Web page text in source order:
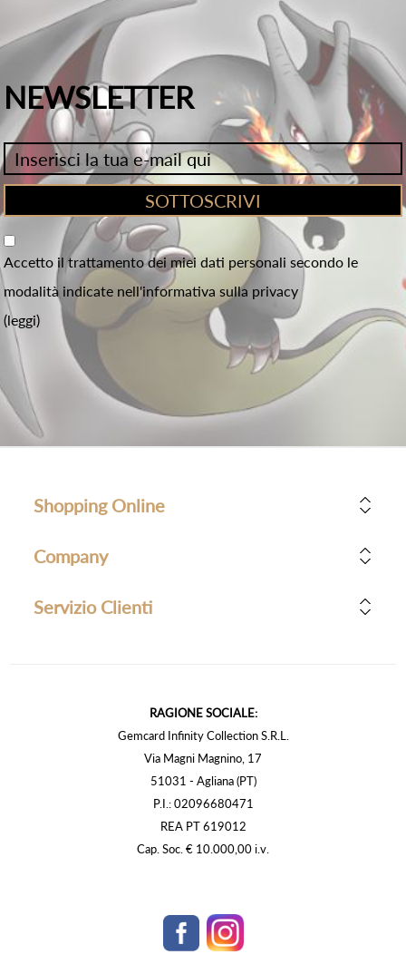
NEWSLETTER
Accetto il trattamento dei miei dati personali secondo le
modalità indicate nell'informativa sulla privacy
(leggi)
Shopping Online
Company
Servizio Clienti
RAGIONE SOCIALE:
Gemcard Infinity Collection S.R.L.
Via Magni Magnino, 17
51031 - Agliana (PT)
P.I.: 02096680471
REA PT 619012
Cap. Soc. € 10.000,00 i.v.